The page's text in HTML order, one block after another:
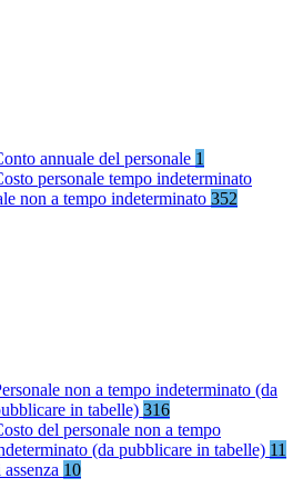
annuale del personale 1
personale tempo indeterminato
non a tempo indeterminato 352
non a tempo indeterminato (da
in tabelle) 316
del personale non a tempo
(da pubblicare in tabelle) 11
10